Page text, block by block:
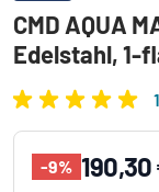
CMD AQUA
Edelstahl, 1-
-9% 190,30